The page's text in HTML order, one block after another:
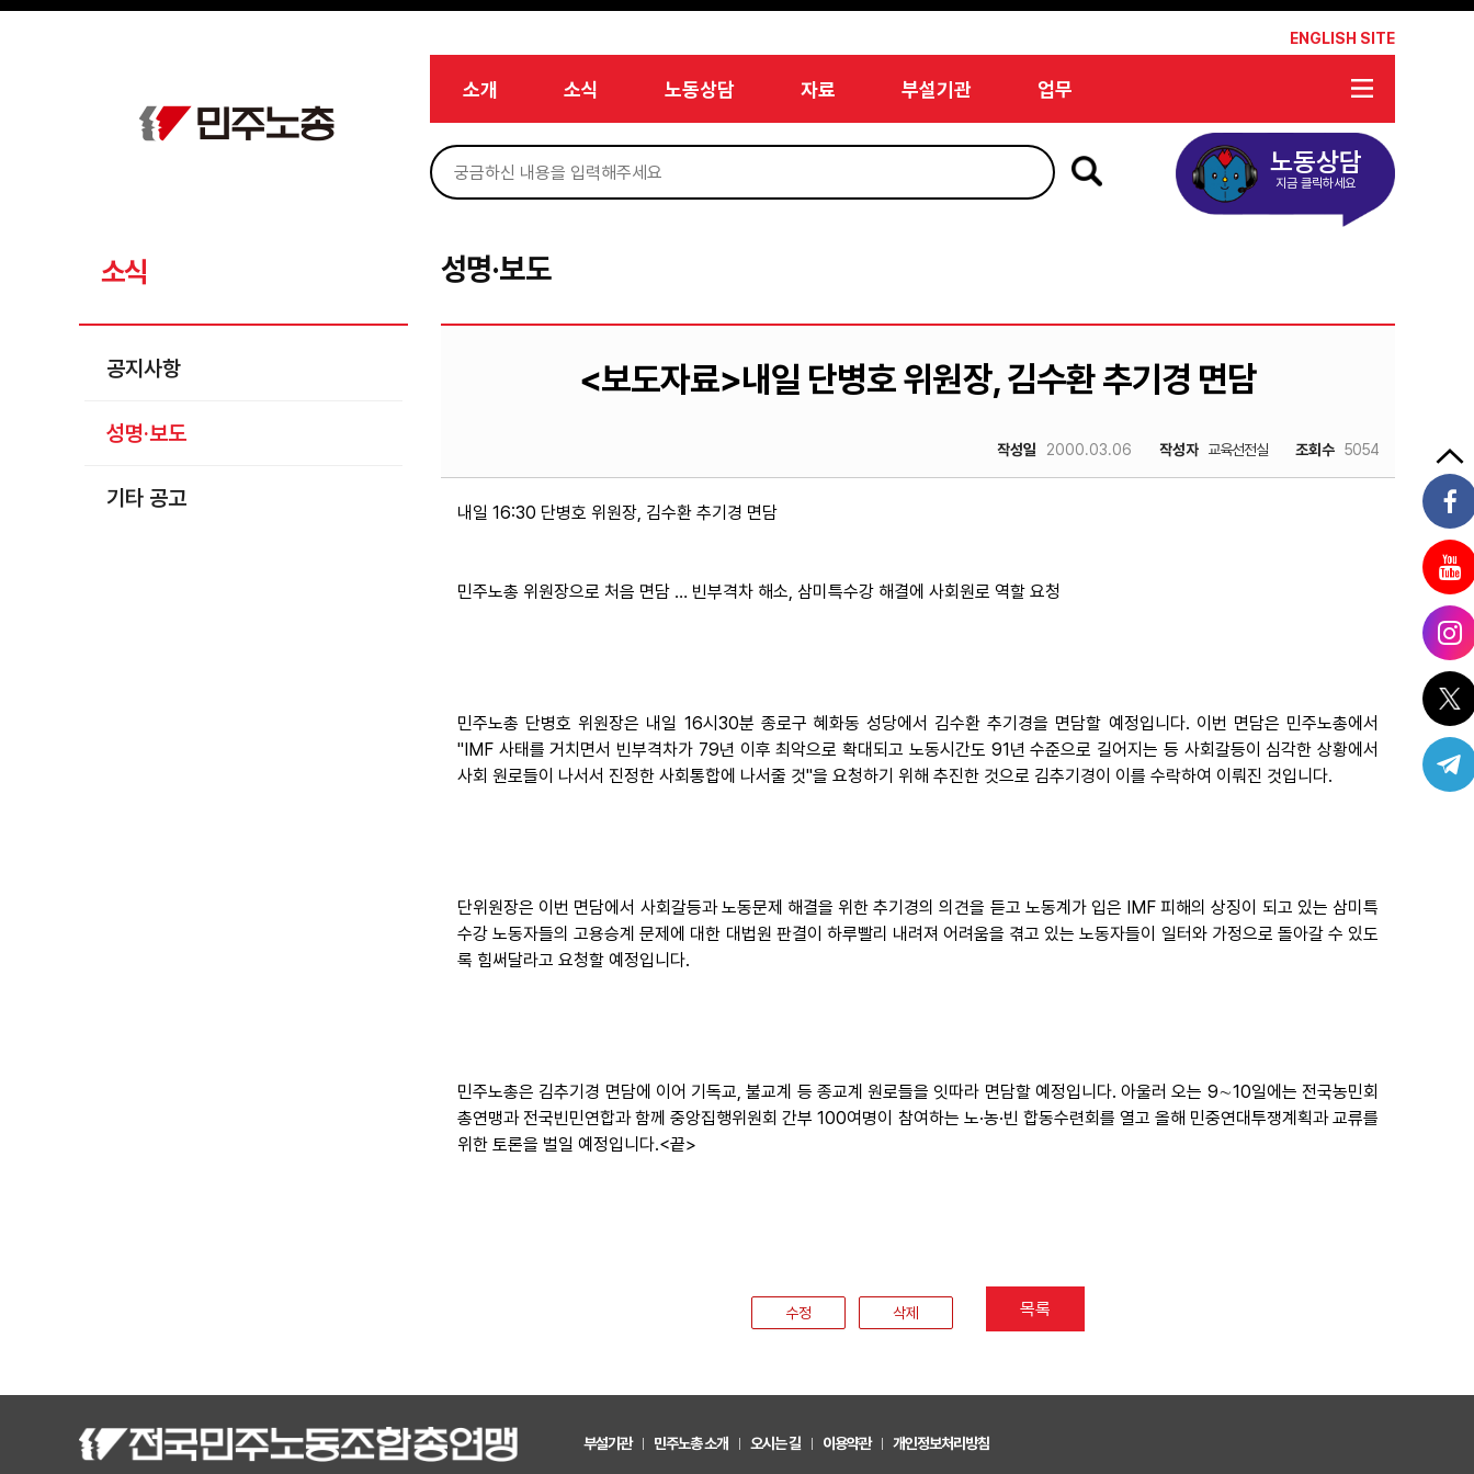
메뉴 건너뛰기
ENGLISH SITE
소개 소식 노동상담 자료 부설기관 업무
노동상담
지금 클릭하세요
소식
공지사항
성명·보도
기타 공고
성명·보도
<보도자료>내일 단병호 위원장, 김수환 추기경 면담
작성일 2000.03.06 작성자 교육선전실 조회수 5054
내일 16:30 단병호 위원장, 김수환 추기경 면담
민주노총 위원장으로 처음 면담 … 빈부격차 해소, 삼미특수강 해결에 사회원로 역할 요청
민주노총 단병호 위원장은 내일 16시30분 종로구 혜화동 성당에서 김수환 추기경을 면담할 예정입니다. 이번 면담은 민주노총에서
"IMF 사태를 거치면서 빈부격차가 79년 이후 최악으로 확대되고 노동시간도 91년 수준으로 길어지는 등 사회갈등이 심각한 상황에서
사회 원로들이 나서서 진정한 사회통합에 나서줄 것"을 요청하기 위해 추진한 것으로 김추기경이 이를 수락하여 이뤄진 것입니다.
단위원장은 이번 면담에서 사회갈등과 노동문제 해결을 위한 추기경의 의견을 듣고 노동계가 입은 IMF 피해의 상징이 되고 있는 삼미특
수강 노동자들의 고용승계 문제에 대한 대법원 판결이 하루빨리 내려져 어려움을 겪고 있는 노동자들이 일터와 가정으로 돌아갈 수 있도
록 힘써달라고 요청할 예정입니다.
민주노총은 김추기경 면담에 이어 기독교, 불교계 등 종교계 원로들을 잇따라 면담할 예정입니다. 아울러 오는 9∼10일에는 전국농민회
총연맹과 전국빈민연합과 함께 중앙집행위원회 간부 100여명이 참여하는 노·농·빈 합동수련회를 열고 올해 민중연대투쟁계획과 교류를
위한 토론을 벌일 예정입니다.<끝>
수정 삭제 목록
부설기관 민주노총 소개 오시는 길 이용약관 개인정보처리방침
Sketchbook5, 스케치북5
Sketchbook5, 스케치북5